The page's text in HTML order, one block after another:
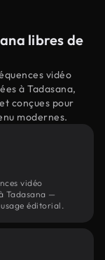
libres de
vidéo
à Tadasana,
conçues pour
modernes.
vidéo
Tadasana —
éditorial.